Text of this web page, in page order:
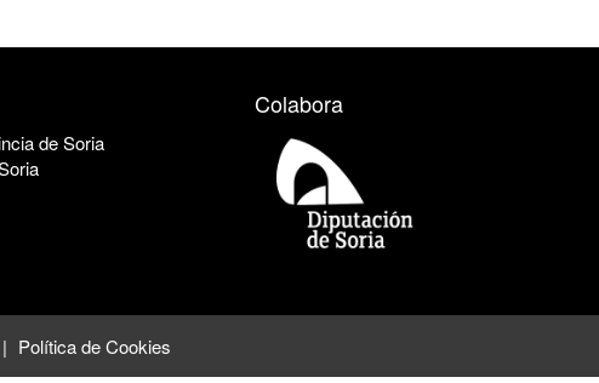
de Soria
Colabora
Política de Cookies